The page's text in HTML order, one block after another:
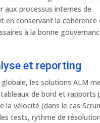
aux processus internes de
en conservant la cohérence
à la bonne
et reporting
globale, les solutions ALM
de bord et rapports
la vélocité (dans le cas
tests, rythme de